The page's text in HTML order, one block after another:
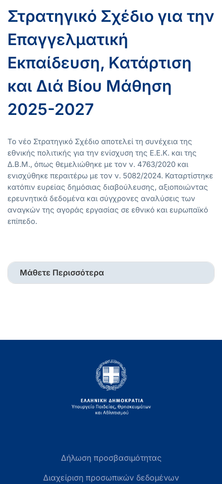
Στρατηγικό Σχέδιο για την
Επαγγελματική
Εκπαίδευση, Κατάρτιση
και Διά Βίου Μάθηση
2025-2027
Το νέο Στρατηγικό Σχέδιο αποτελεί τη συνέχεια της
εθνικής πολιτικής για την ενίσχυση της Ε.Ε.Κ. και της
Δ.Β.Μ., όπως θεμελιώθηκε με τον ν. 4763/2020 και
ενισχύθηκε περαιτέρω με τον ν. 5082/2024. Καταρτίστηκε
κατόπιν ευρείας δημόσιας διαβούλευσης, αξιοποιώντας
ερευνητικά δεδομένα και σύγχρονες αναλύσεις των
αναγκών της αγοράς εργασίας σε εθνικό και ευρωπαϊκό
επίπεδο.
Μάθετε Περισσότερα
Δήλωση προσβασιμότητας
Διαχείριση προσωπικών δεδομένων